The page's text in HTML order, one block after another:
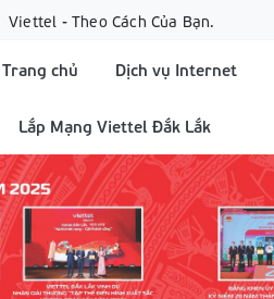
Viettel - Theo Cách Của Bạn.
Trang chủ Dịch vụ Internet
Lắp Mạng Viettel Đắk Lắk